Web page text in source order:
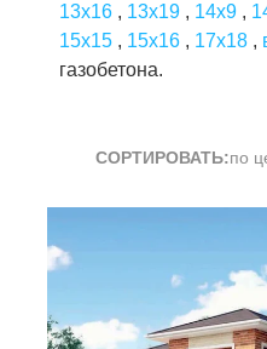
13x16 , 13x19 , 14x9 ,
15x15 , 15x16 , 17x18 ,
газобетона.
СОРТИРОВАТЬ:по